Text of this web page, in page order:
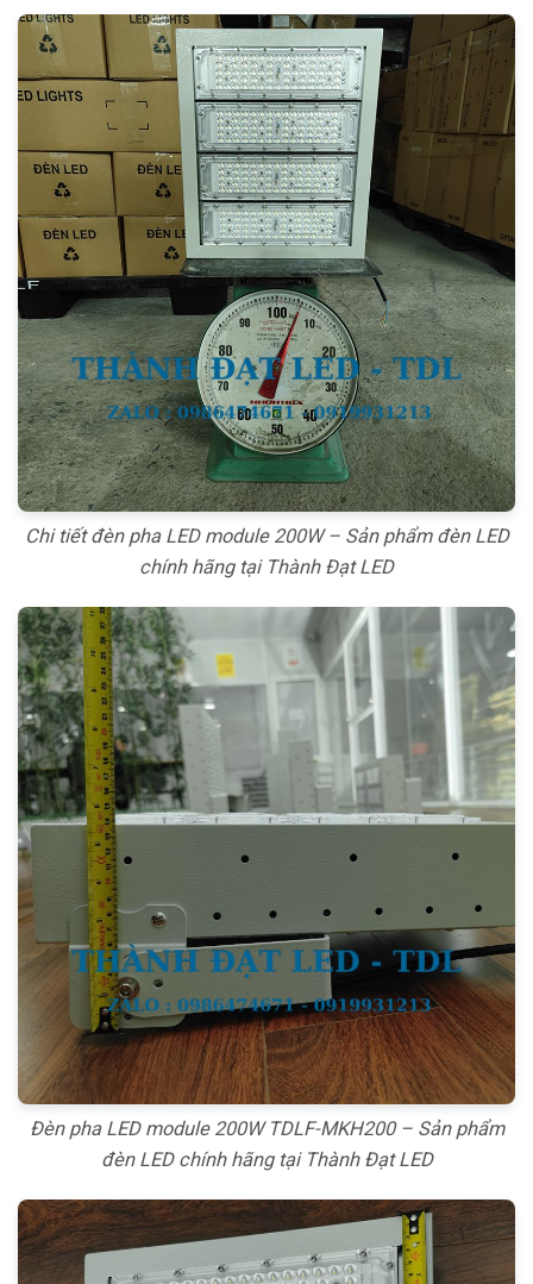
Chi tiết đèn pha LED module 200W – Sản phẩm đèn LED
chính hãng tại Thành Đạt LED
Đèn pha LED module 200W TDLF-MKH200 – Sản phẩm
đèn LED chính hãng tại Thành Đạt LED